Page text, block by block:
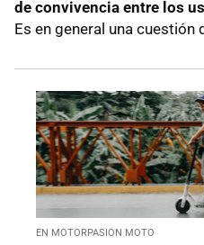
de convivencia entre los
Es en general una cuestión
EN MOTORPASION MOTO